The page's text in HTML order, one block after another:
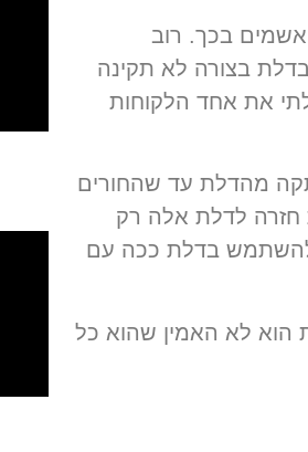
בכך. רוב
בצורה לא תקינה
את אחד הלקוחות
מהדלת עד שהחורים
חזרה לדלת אלה רק
להשתמש בדלת ככה עם
הוא לא האמין שהוא כל